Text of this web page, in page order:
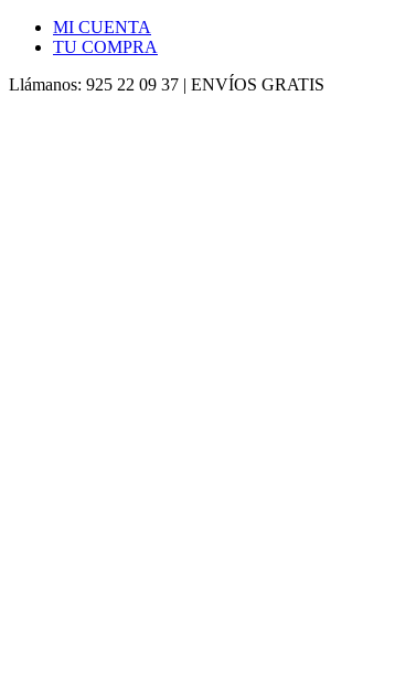
MI CUENTA
TU COMPRA
Llámanos: 925 22 09 37 | ENVÍOS GRATIS